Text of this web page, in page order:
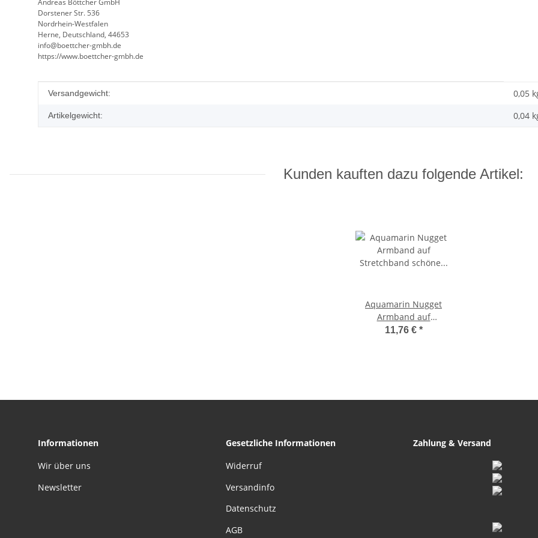
Andreas Böttcher GmbH
Dorstener Str. 536
Nordrhein-Westfalen
Herne, Deutschland, 44653
info@boettcher-gmbh.de
https://www.boettcher-gmbh.de
Produkteigenschaft
Wert
Versandgewicht: 0,05
Artikelgewicht: 0,04
Kunden kauften dazu folgende Artikel:
Aquamarin Nugget
Armband auf
Stretchband schöne
11,76 € *
Informationen
Wir über uns
Newsletter
Gesetzliche Informationen
Widerruf
Versandinfo
Datenschutz
AGB
Zahlung & Versand